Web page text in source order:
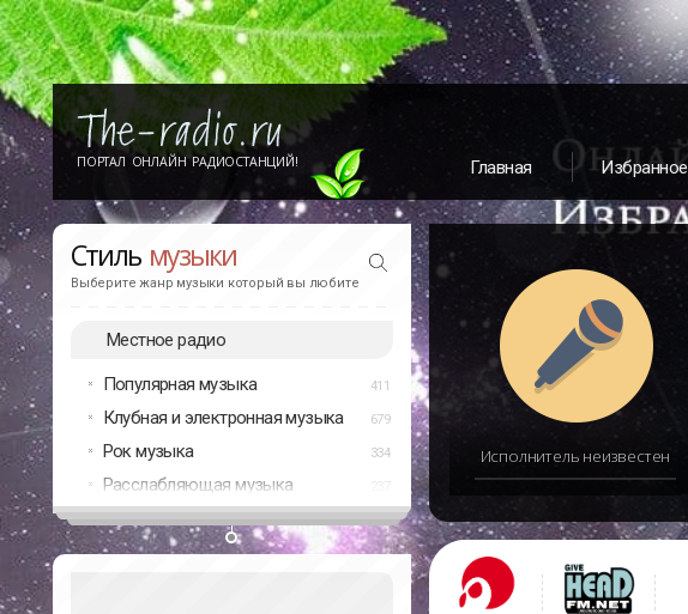
ПОРТАЛ ОНЛАЙН РАДИОСТАНЦИЙ! Главная Избранное
Стиль музыки
Выберите жанр музыки который вы любите
Местное радио
Популярная музыка 411
Клубная и электронная музыка 679
Рок музыка 334
Расслабляющая музыка
Исполнитель неизвестен